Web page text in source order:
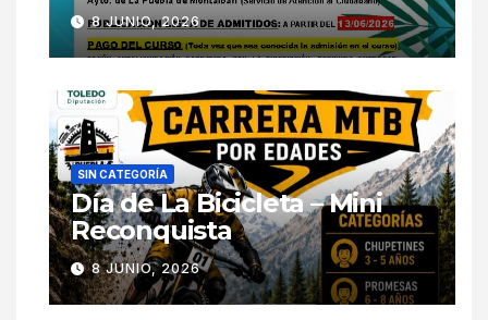
8 JUNIO, 2026
SIN CATEGORÍA
Día de La Bicicleta – Mini
Reconquista
8 JUNIO, 2026